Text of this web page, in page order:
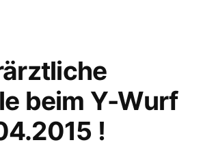
beim Y-Wurf
!